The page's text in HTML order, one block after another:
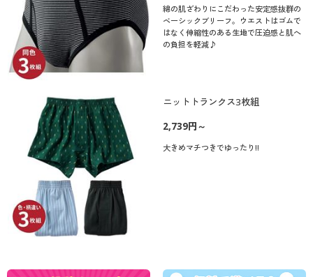
綿の肌ざわりにこだわった安定感抜群の
ベーシックブリーフ。ウエストはゴムで
はなく伸縮性のある生地で圧迫感と肌へ
の負担を軽減♪
ニットトランクス3枚組
2,739円～
大きめマチつきでゆったり!!